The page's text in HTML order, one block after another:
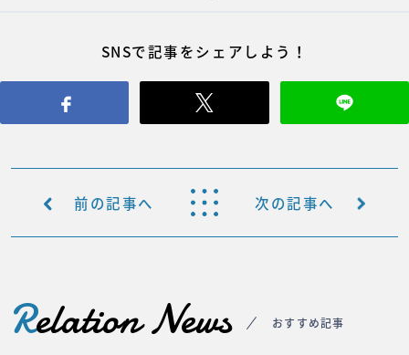
SNSで記事をシェアしよう！
前の記事へ 次の記事へ
Relation News おすすめ記事